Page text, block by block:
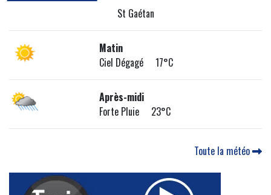
St Gaétan
Matin
Ciel Dégagé 17°C
Après-midi
Forte Pluie 23°C
Toute la météo